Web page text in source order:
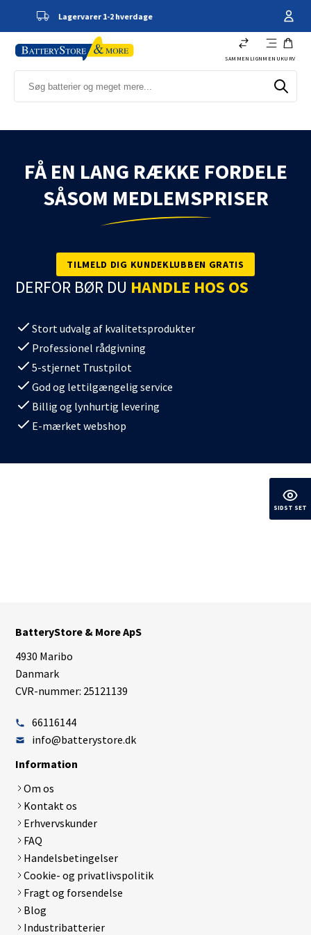
Kundeservice - 66 11 61
SAMMENLIGN MENU KURV
FÅ EN LANG RÆKKE FORDELE
SÅSOM MEDLEMSPRISER
TILMELD DIG KUNDEKLUBBEN GRATIS
DERFOR BØR DU HANDLE HOS OS
Stort udvalg af kvalitetsprodukter
Professionel rådgivning
5-stjernet Trustpilot
God og lettilgængelig service
Billig og lynhurtig levering
E-mærket webshop
BatteryStore & More ApS
4930 Maribo
Danmark
CVR-nummer: 25121139
66116144
info@batterystore.dk
Information
Om os
Kontakt os
Erhvervskunder
FAQ
Handelsbetingelser
Cookie- og privatlivspolitik
Fragt og forsendelse
Blog
Industribatterier
SIDST SET